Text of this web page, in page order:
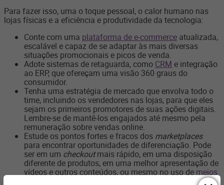
Para fazer isso, uma o toque pessoal, o calor humano nas
lojas físicas e a eficiência e produtividade da tecnologia:
Conte com uma plataforma de e-commerce atualizada,
escalável e capaz de se adaptar às mais diversas
situações promocionais e picos de venda.
Adote sistemas de retaguarda, como CRM e integração
ao ERP, que ofereçam uma visão 360 graus do
consumidor.
Tenha uma estratégia de mercado que envolva todo o
time, incluindo os vendedores nas lojas, para que eles
sejam os primeiros promotores de suas ações digitais.
Lembre-se de mantê-los engajados até mesmo pela
remuneração sobre vendas online.
Estude os pontos fortes e fracos dos marketplaces
para encontrar oportunidades de diferenciação. Pode
ser em um checkoutmais rápido, em uma disposição
diferente de produtos, em uma melhor apresentação de
vídeos e outros conteúdos, ou mesmo no uso de meios